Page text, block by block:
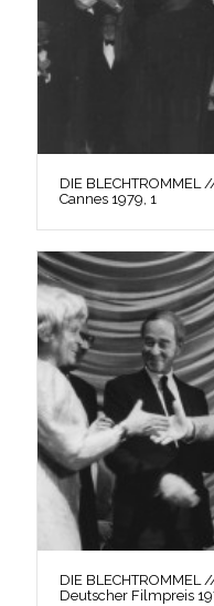
DIE
Cannes 1979, 1
DIE
Deutscher Filmpreis